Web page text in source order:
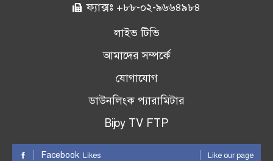
ফ্যাক্সঃ +৮৮-০২-৯৬৬৪৯৮৪
লাইভ টিভি
আমাদের সম্পর্কে
যোগাযোগ
ডাউনলিংক প্যারামিটার
Bijoy TV FTP
Facebook Likes Like our page